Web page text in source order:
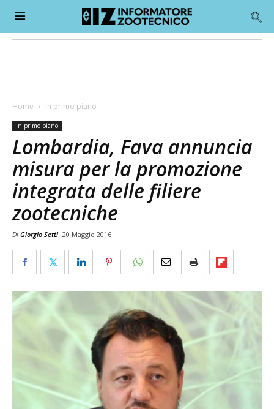
Home In primo piano
In primo piano
Lombardia, Fava annuncia
misura per la promozione
integrata delle filiere
zootecniche
Di Giorgio Setti 20 Maggio 2016